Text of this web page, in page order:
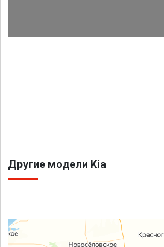
Другие модели Kia